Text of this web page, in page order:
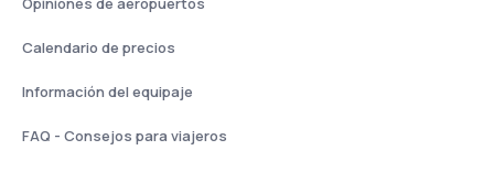
Calendario de precios
Información del equipaje
FAQ - Consejos para viajeros